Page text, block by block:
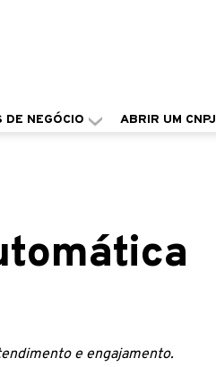
DE NEGÓCIO ABRIR UM CNPJ
e engajamento.